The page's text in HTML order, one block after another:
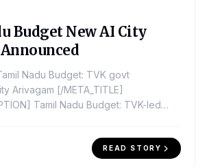
Budget New AI City
Nadu Budget: TVK govt
Arivagam [/META_TITLE]
Tamil Nadu Budget: TVK-led
READ STORY